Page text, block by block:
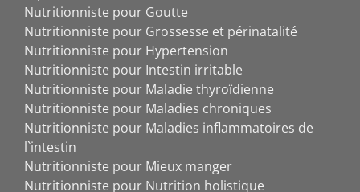
Nutritionniste pour Goutte
Nutritionniste pour Grossesse et périnatalité
Nutritionniste pour Hypertension
Nutritionniste pour Intestin irritable
Nutritionniste pour Maladie thyroïdienne
Nutritionniste pour Maladies chroniques
Nutritionniste pour Maladies inflammatoires de
l`intestin
Nutritionniste pour Mieux manger
Nutritionniste pour Nutrition holistique